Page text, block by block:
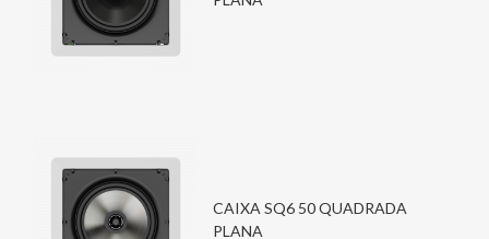
CAIXA SQ6 50 QUADRADA
PLANA